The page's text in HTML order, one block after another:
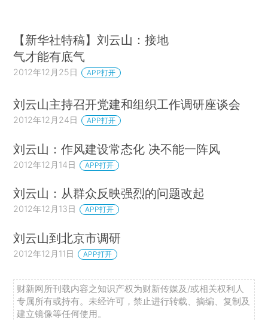
【新华社特稿】刘云山：接地
气才能有底气
2012年12月25日 APP打开
刘云山主持召开党建和组织工作调研座谈会
2012年12月24日 APP打开
刘云山：作风建设常态化 决不能一阵风
2012年12月14日 APP打开
刘云山：从群众反映强烈的问题改起
2012年12月13日 APP打开
刘云山到北京市调研
2012年12月11日 APP打开
财新网所刊载内容之知识产权为财新传媒及/或相关权利人
专属所有或持有。未经许可，禁止进行转载、摘编、复制及
建立镜像等任何使用。